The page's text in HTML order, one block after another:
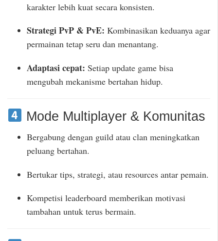
karakter lebih kuat secara konsisten.
Strategi PvP & PvE: Kombinasikan keduanya agar
permainan tetap seru dan menantang.
Adaptasi cepat: Setiap update game bisa
mengubah mekanisme bertahan hidup.
Mode Multiplayer & Komunitas
Bergabung dengan guild atau clan meningkatkan
peluang bertahan.
Bertukar tips, strategi, atau resources antar pemain.
Kompetisi leaderboard memberikan motivasi
tambahan untuk terus bermain.